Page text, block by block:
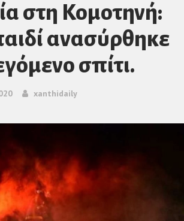
στη Κομοτηνή:
ανασύρθηκε
σπίτι.
xanthidaily